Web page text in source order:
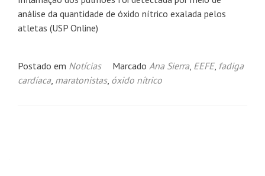
análise da quantidade de óxido nítrico exalada pelos
atletas (USP Online)
Postado em Notícias Marcado Ana Sierra, EEFE, fadiga
cardíaca, maratonistas, óxido nítrico